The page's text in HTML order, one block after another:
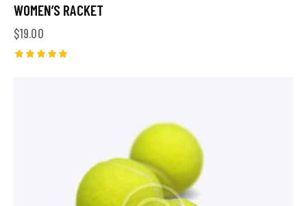
WOMEN’S RACKET
$19.00